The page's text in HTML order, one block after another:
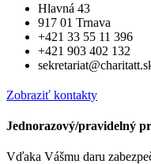
Hlavná 43
917 01 Trnava
+421 33 55 11 396
+421 903 402 132
Zobraziť kontakty
Jednorazový/pravidelný
Vďaka Vášmu daru